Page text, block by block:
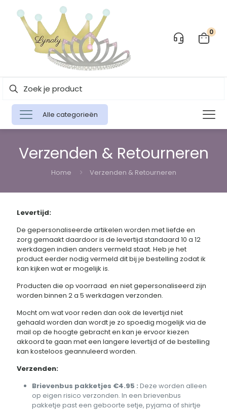
0
Alle categorieën
Verzenden & Retourneren
Home Verzenden & Retourneren
Levertijd:
De gepersonaliseerde artikelen worden met liefde en
zorg gemaakt daardoor is de levertijd standaard 10 a 12
werkdagen indien anders vermeld staat. Heb je het
product eerder nodig vermeld dit bij je bestelling zodat ik
kan kijken wat er mogelijk is.
Producten die op voorraad en niet gepersonaliseerd zijn
worden binnen 2 a 5 werkdagen verzonden.
Mocht om wat voor reden dan ook de levertijd niet
gehaald worden dan wordt je zo spoedig mogelijk via de
mail op de hoogte gebracht en kan je ervoor kiezen
akkoord te gaan met een langere levertijd of de bestelling
kan kosteloos geannuleerd worden.
Verzenden:
Brievenbus pakketjes €4.95 : Deze worden alleen
op eigen risico verzonden. In een brievenbus
pakketje past een geboorte setje, pyjama of shirtje